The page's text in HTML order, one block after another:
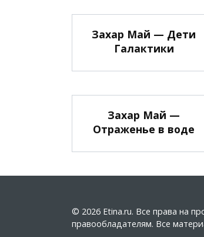
Захар Май — Дети
Галактики
Захар Май —
Отраженье в воде
© 2026 Etina.ru. Все права на
правообладателям. Все